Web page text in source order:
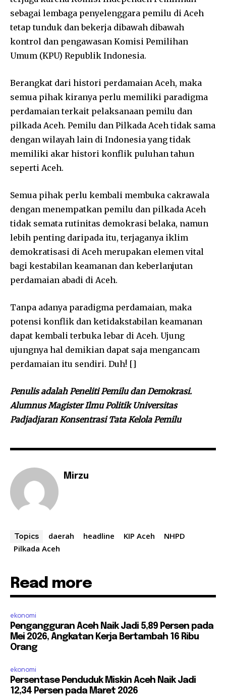
sebagai lembaga penyelenggara pemilu di Aceh
tetap tunduk dan bekerja dibawah dibawah
kontrol dan pengawasan Komisi Pemilihan
Umum (KPU) Republik Indonesia.
Berangkat dari histori perdamaian Aceh, maka
semua pihak kiranya perlu memiliki paradigma
perdamaian terkait pelaksanaan pemilu dan
pilkada Aceh. Pemilu dan Pilkada Aceh tidak sama
dengan wilayah lain di Indonesia yang tidak
memiliki akar histori konflik puluhan tahun
seperti Aceh.
Semua pihak perlu kembali membuka cakrawala
dengan menempatkan pemilu dan pilkada Aceh
tidak semata rutinitas demokrasi belaka, namun
lebih penting daripada itu, terjaganya iklim
demokratisasi di Aceh merupakan elemen vital
bagi kestabilan keamanan dan keberlanjutan
perdamaian abadi di Aceh.
Tanpa adanya paradigma perdamaian, maka
potensi konflik dan ketidakstabilan keamanan
dapat kembali terbuka lebar di Aceh. Ujung
ujungnya hal demikian dapat saja mengancam
perdamaian itu sendiri. Duh! []
Penulis adalah Peneliti Pemilu dan Demokrasi.
Alumnus Magister Ilmu Politik Universitas
Padjadjaran Konsentrasi Tata Kelola Pemilu
Mirzu
Topics daerah headline KIP Aceh
NHPD
Pilkada Aceh
Read more
ekonomi
Pengangguran Aceh Naik Jadi 5,89 Persen pada
Mei 2026, Angkatan Kerja Bertambah 16 Ribu
Orang
ekonomi
Persentase Penduduk Miskin Aceh Naik Jadi
12,34 Persen pada Maret 2026